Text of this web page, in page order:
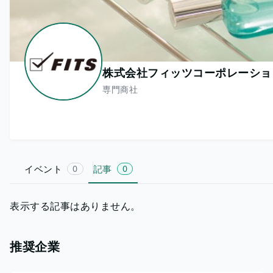
株式会社フィッツコーポレーシ
専門商社
イベント 0 記事 0
表示する記事はありません。
推奨企業